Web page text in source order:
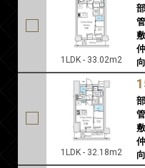
1LDK - 33.02m2
1LDK - 32.18m2